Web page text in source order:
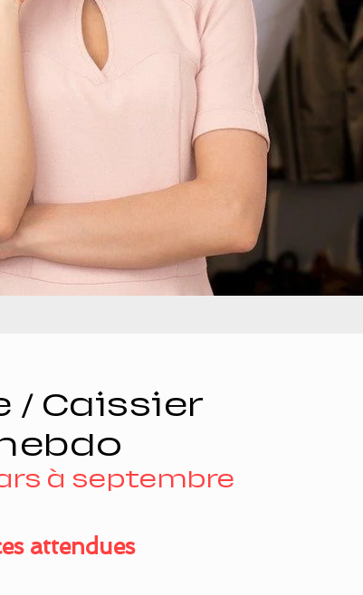
/ Caissier
à septembre
attendues